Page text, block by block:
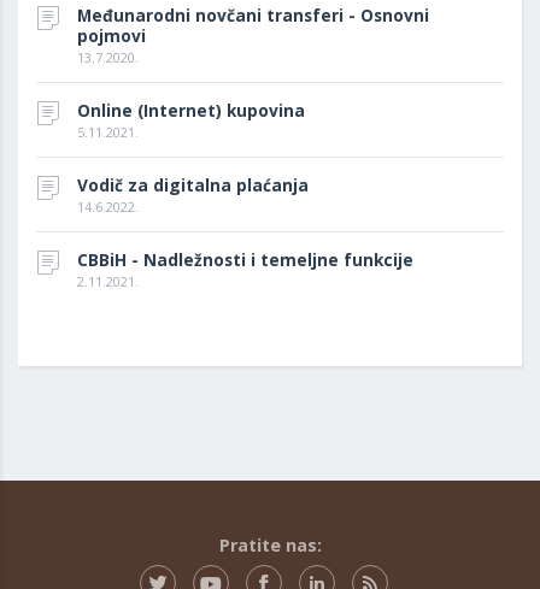
Međunarodni novčani transferi - Osnovni
pojmovi
13.7.2020.
Online (Internet) kupovina
5.11.2021.
Vodič za digitalna plaćanja
14.6.2022.
CBBiH - Nadležnosti i temeljne funkcije
2.11.2021.
Pratite nas: